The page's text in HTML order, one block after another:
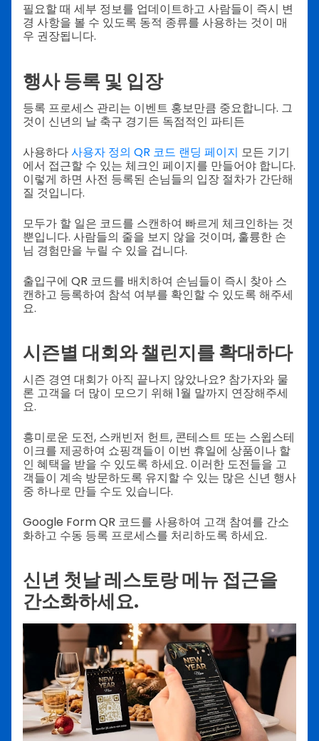
필요할 때 세부 정보를 업데이트하고 사람들이 즉시 변
경 사항을 볼 수 있도록 동적 종류를 사용하는 것이 매
우 권장됩니다.
행사 등록 및 입장
등록 프로세스 관리는 이벤트 홍보만큼 중요합니다. 그
것이 신년의 날 축구 경기든 독점적인 파티든
사용하다사용자 정의 QR 코드 랜딩 페이지 모든 기기
에서 접근할 수 있는 체크인 페이지를 만들어야 합니다.
이렇게 하면 사전 등록된 손님들의 입장 절차가 간단해
질 것입니다.
모두가 할 일은 코드를 스캔하여 빠르게 체크인하는 것
뿐입니다. 사람들의 줄을 보지 않을 것이며, 훌륭한 손
님 경험만을 누릴 수 있을 겁니다.
출입구에 QR 코드를 배치하여 손님들이 즉시 찾아 스
캔하고 등록하여 참석 여부를 확인할 수 있도록 해주세
요.
시즌별 대회와 챌린지를 확대하다
시즌 경연 대회가 아직 끝나지 않았나요? 참가자와 물
론 고객을 더 많이 모으기 위해 1월 말까지 연장해주세
요.
흥미로운 도전, 스캐빈저 헌트, 콘테스트 또는 스윕스테
이크를 제공하여 쇼핑객들이 이번 휴일에 상품이나 할
인 혜택을 받을 수 있도록 하세요. 이러한 도전들을 고
객들이 계속 방문하도록 유지할 수 있는 많은 신년 행사
중 하나로 만들 수도 있습니다.
Google Form QR 코드를 사용하여 고객 참여를 간소
화하고 수동 등록 프로세스를 처리하도록 하세요.
신년 첫날 레스토랑 메뉴 접근을
간소화하세요.